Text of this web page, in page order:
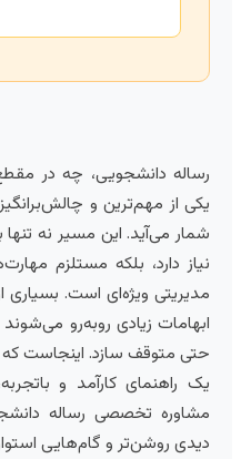
دانشجویی، چه در مقطع
از مهم‌ترین و
می‌آید. این مسیر نه تنها
دارد، بلکه مستلزم
ویژه‌ای است. بسیاری از
زیادی روبه‌رو می‌شوند که
متوقف سازد. اینجاست که
راهنمای کارآمد و باتجربه،
تخصصی رساله
روشن‌تر و گام‌هایی استوارتر،